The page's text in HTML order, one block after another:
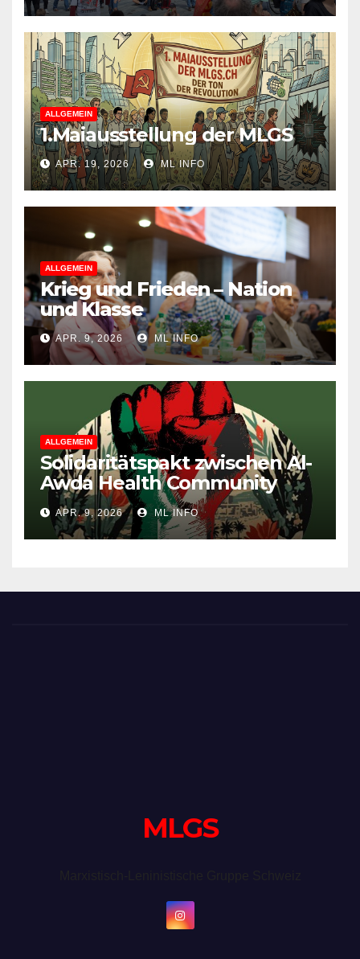
ALLGEMEIN
1.Maiausstellung der MLGS
APR. 19, 2026 ML INFO
ALLGEMEIN
Krieg und Frieden – Nation
und Klasse
APR. 9, 2026 ML INFO
ALLGEMEIN
Solidaritätspakt zwischen Al-
Awda Health Community
Association, und ICOR
(Internationale
Koordinierung revolutionärer
APR. 9, 2026 ML INFO
MLGS